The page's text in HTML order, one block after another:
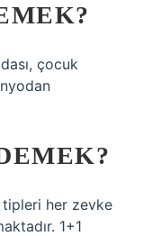
çocuk
her zevke
1+1